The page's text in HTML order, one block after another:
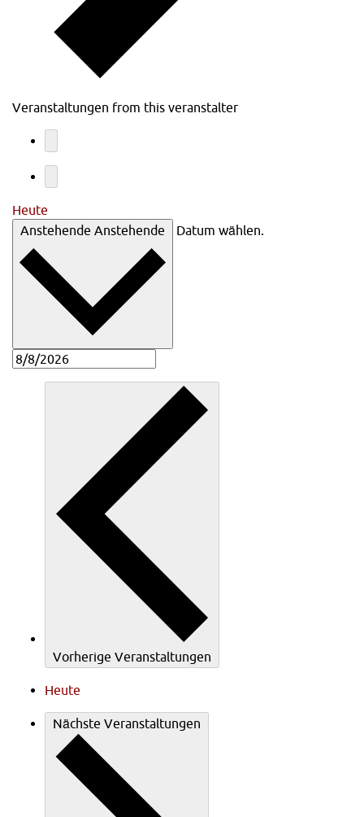
Veranstaltungen from this veranstalter
Heute
Anstehende Anstehende Datum wählen.
Vorherige Veranstaltungen
Heute
Nächste Veranstaltungen